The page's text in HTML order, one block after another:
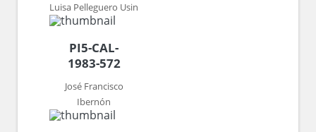
Luisa Pelleguero Usin
PI5-CAL-
1983-572
José Francisco
Ibernón